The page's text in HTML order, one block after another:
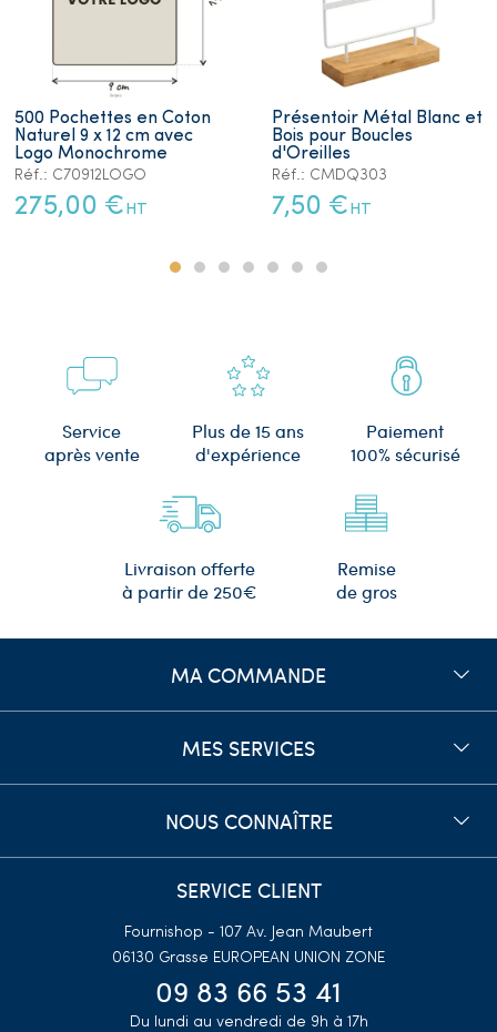
500 Pochettes en Coton
Naturel 9 x 12 cm avec
Logo Monochrome
Réf.: C70912LOGO
275,00 € HT
Présentoir Métal Blanc et
Bois pour Boucles
d'Oreilles
Réf.: CMDQ303
7,50 € HT
Service
après vente
Plus de 15 ans
d'expérience
Paiement
100% sécurisé
Livraison offerte
à partir de 250€
Remise
de gros
MA COMMANDE
MES SERVICES
NOUS CONNAÎTRE
SERVICE CLIENT
Fournishop - 107 Av. Jean Maubert
06130 Grasse EUROPEAN UNION ZONE
09 83 66 53 41
Du lundi au vendredi de 9h à 17h